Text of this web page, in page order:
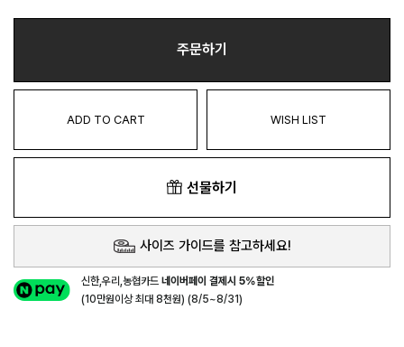
주문하기
ADD TO CART WISH LIST
선물하기
사이즈 가이드를 참고하세요!
신한,우리,농협카드네이버페이 결제시 5%할인
(10만원이상 최대 8천원) (8/5~8/31)